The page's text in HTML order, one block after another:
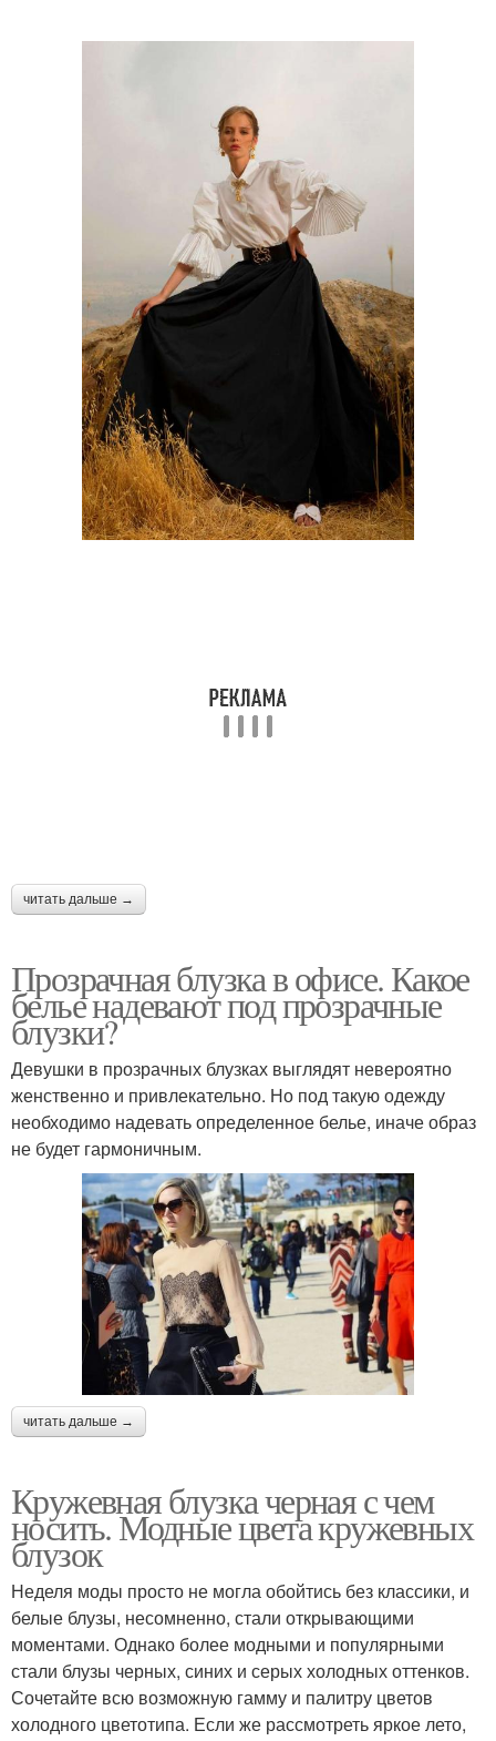
Черная блузка Блузки из кружева
читать дальше →
Прозрачная блузка в офисе. Какое
белье надевают под прозрачные
блузки?
Девушки в прозрачных блузках выглядят невероятно
женственно и привлекательно. Но под такую одежду
необходимо надевать определенное белье, иначе образ
не будет гармоничным.
читать дальше →
Кружевная блузка черная с чем
носить. Модные цвета кружевных
блузок
Неделя моды просто не могла обойтись без классики, и
белые блузы, несомненно, стали открывающими
моментами. Однако более модными и популярными
стали блузы черных, синих и серых холодных оттенков.
Сочетайте всю возможную гамму и палитру цветов
холодного цветотипа. Если же рассмотреть яркое лето,